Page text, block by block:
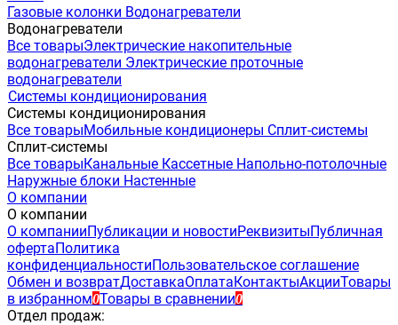
Газовые колонки Водонагреватели
Водонагреватели
Все товарыЭлектрические накопительные
водонагреватели Электрические проточные
водонагреватели
Системы кондиционирования
Системы кондиционирования
Все товарыМобильные кондиционеры Сплит-системы
Сплит-системы
Все товарыКанальные Кассетные Напольно-потолочные
Наружные блоки Настенные
О компании
О компании
О компанииПубликации и новостиРеквизитыПубличная
офертаПолитика
конфиденциальностиПользовательское соглашение
Обмен и возвратДоставкаОплатаКонтактыАкцииТовары
в избранном0Товары в сравнении0
Отдел продаж: